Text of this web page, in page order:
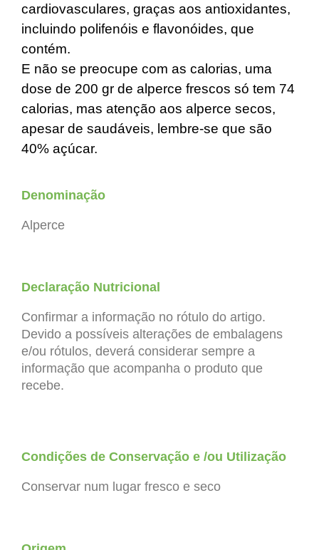
cardiovasculares, graças aos antioxidantes,
incluindo polifenóis e flavonóides, que
contém.
E não se preocupe com as calorias, uma
dose de 200 gr de alperce frescos só tem 74
calorias, mas atenção aos alperce secos,
apesar de saudáveis, lembre-se que são
40% açúcar.
Denominação
Alperce
Declaração Nutricional
Confirmar a informação no rótulo do artigo.
Devido a possíveis alterações de embalagens
e/ou rótulos, deverá considerar sempre a
informação que acompanha o produto que
recebe.
Condições de Conservação e /ou Utilização
Conservar num lugar fresco e seco